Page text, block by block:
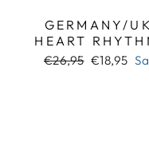
GERMANY/
HEART
Regular
€26,95 Sale
€18,95